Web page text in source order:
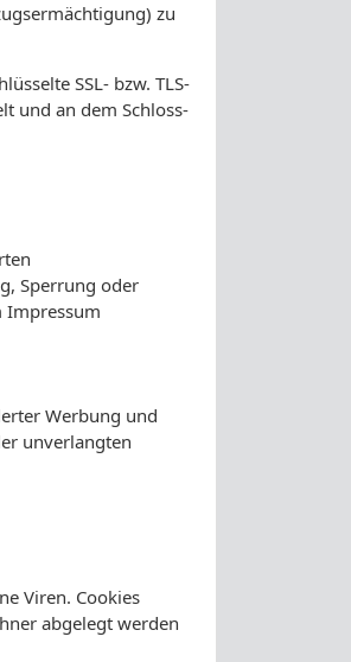
zu
SSL- bzw. TLS-
und an dem Schloss-
Sperrung oder
Impressum
Werbung und
unverlangten
Viren. Cookies
abgelegt werden